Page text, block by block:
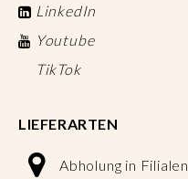
LinkedIn
Youtube
TikTok
LIEFERARTEN
Abholung in Filialen